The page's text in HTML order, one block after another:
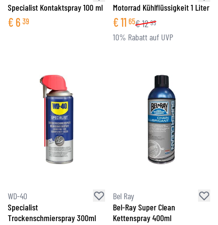
Specialist Kontaktspray 100 ml
€ 6 39
Motorrad Kühlflüssigkeit 1 Liter
€11 65€12 95
10% Rabatt auf UVP
WD-40
Specialist
Trockenschmierspray 300ml
Bel Ray
Bel-Ray Super Clean
Kettenspray 400ml